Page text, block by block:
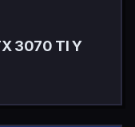
3070 TI Y